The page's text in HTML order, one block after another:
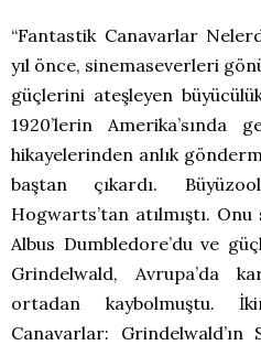
“Fantastik Canavarlar
yıl önce, sinemaseverleri
güçlerini ateşleyen
1920’lerin
hikayelerinden anlık
baştan çıkardı.
Hogwarts’tan atılmıştı.
Albus Dumbledore’du ve
Grindelwald, Avrupa’da
ortadan kaybolmuştu.
Canavarlar: Grindelwald’ın